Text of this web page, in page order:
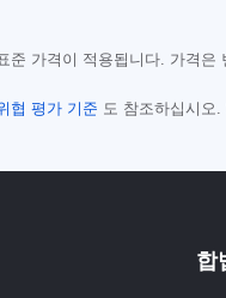
가격이 적용됩니다. 가격은
협 평가 기준 도 참조하십시오
합